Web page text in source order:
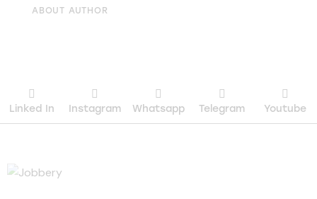
ABOUT AUTHOR
Linked In Instagram Whatsapp Telegram Youtube